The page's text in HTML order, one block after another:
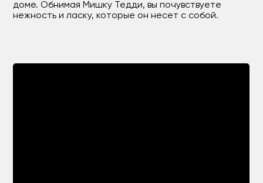
доме. Обнимая Мишку Тедди, вы почувствуете
нежность и ласку, которые он несет с собой.